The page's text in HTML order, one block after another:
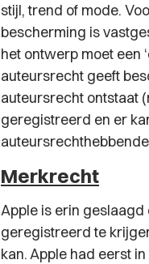
stijl, trend of mode.
bescherming is
het ontwerp moet een
auteursrecht geeft
auteursrecht ontstaat
geregistreerd en er
Merkrecht
Apple is erin
geregistreerd te
kan. Apple had eerst